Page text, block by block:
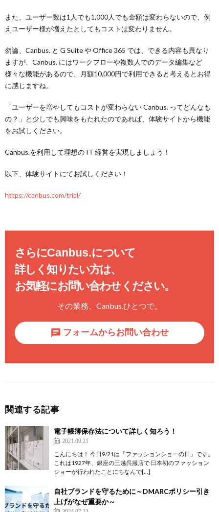
また、ユーザー数は1人でも1,000人でも金額は変わらないので、例
えユーザー様が増えたとしてもコストは変わりません。
勿論、Canbus. と G Suite や Office 365 では、できる内容も異なり
ますが、Canbus. にはワークフローや複数人でのデータ編集など
様々な機能があるので、月額10,000円で利用できると考えるとお得
に感じますね。
「ユーザーを増やしてもコストが変わらない Canbus. ってどんなも
の？」と少しでも興味をもたれたのであれば、体験サイトから機能
をお試しください。
Canbus.を利用して理想の IT 経営を実現しましょう！
以下、体験サイトにてお試しください！
https://canbus.com/trial/
さらにCanbus.について
詳しく知りたい方は、
お気軽にお問い合わせください。
その業務、 Canbus.ひとつで。
フォームからお問い合わせ
関連する記事
電子帳簿保存法について詳しく知ろう！
2021.09.21
こんにちは！ 今日9/21は「ファッションショーの日」です。
これは1927年、銀座の三越呉服店で 日本初のファッション
ショーが行われたことにちなんで[…]
自社ブランドを守るために～DMARCポリシー引き
上げがなぜ重要か～